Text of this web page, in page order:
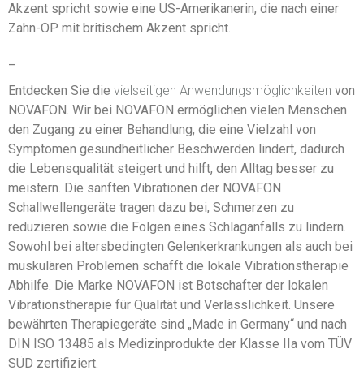
Akzent spricht sowie eine US-Amerikanerin, die nach einer
Zahn-OP mit britischem Akzent spricht.
Entdecken Sie die vielseitigen Anwendungsmöglichkeiten von
NOVAFON. Wir bei NOVAFON ermöglichen vielen Menschen
den Zugang zu einer Behandlung, die eine Vielzahl von
Symptomen gesundheitlicher Beschwerden lindert, dadurch
die Lebensqualität steigert und hilft, den Alltag besser zu
meistern. Die sanften Vibrationen der NOVAFON
Schallwellengeräte tragen dazu bei, Schmerzen zu
reduzieren sowie die Folgen eines Schlaganfalls zu lindern.
Sowohl bei altersbedingten Gelenkerkrankungen als auch bei
muskulären Problemen schafft die lokale Vibrationstherapie
Abhilfe. Die Marke NOVAFON ist Botschafter der lokalen
Vibrationstherapie für Qualität und Verlässlichkeit. Unsere
bewährten Therapiegeräte sind „Made in Germany“ und nach
DIN ISO 13485 als Medizinprodukte der Klasse IIa vom TÜV
SÜD zertifiziert.